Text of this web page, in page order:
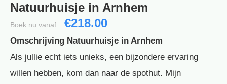
Natuurhuisje in Arnhem
Boek nu vanaf: €218.00
Omschrijving Natuurhuisje in Arnhem
Als jullie echt iets unieks, een bijzondere ervaring
willen hebben, kom dan naar de spothut. Mijn